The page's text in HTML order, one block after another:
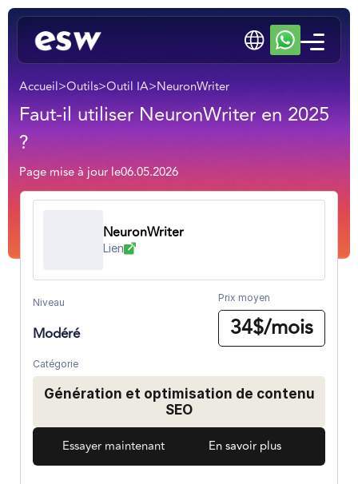
Accueil>Outils>Outil IA>NeuronWriter
Faut-il utiliser NeuronWriter en 2025
?
Page mise à jour le06.05.2026
NeuronWriter
Lien
Niveau
Modéré
Prix moyen
34$/mois
Catégorie
Génération et optimisation de contenu
SEO
Essayer maintenant En savoir plus